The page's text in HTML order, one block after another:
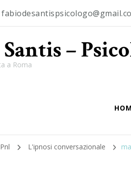
–
a Roma
L'ipnosi conversazionale